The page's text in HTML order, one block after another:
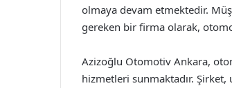
olmaya devam etmektedir.
gereken bir firma olarak,
Azizoğlu Otomotiv Ankara,
hizmetleri sunmaktadır.